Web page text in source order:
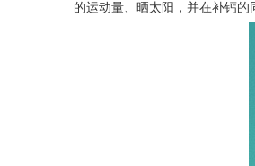
的运动量、晒太阳，并在补钙的